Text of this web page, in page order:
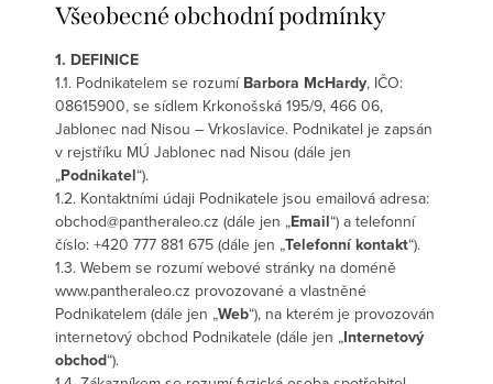
Všeobecné obchodní podmínky
1. DEFINICE
1.1. Podnikatelem se rozumí Barbora McHardy, IČO:
08615900, se sídlem Krkonošská 195/9, 466 06,
Jablonec nad Nisou – Vrkoslavice. Podnikatel je zapsán
v rejstříku MÚ Jablonec nad Nisou (dále jen
„Podnikatel“).
1.2. Kontaktními údaji Podnikatele jsou emailová adresa:
obchod@pantheraleo.cz (dále jen „Email“) a telefonní
číslo: +420 777 881 675 (dále jen „Telefonní kontakt“).
1.3. Webem se rozumí webové stránky na doméně
www.pantheraleo.cz provozované a vlastněné
Podnikatelem (dále jen „Web“), na kterém je provozován
internetový obchod Podnikatele (dále jen „Internetový
obchod“).